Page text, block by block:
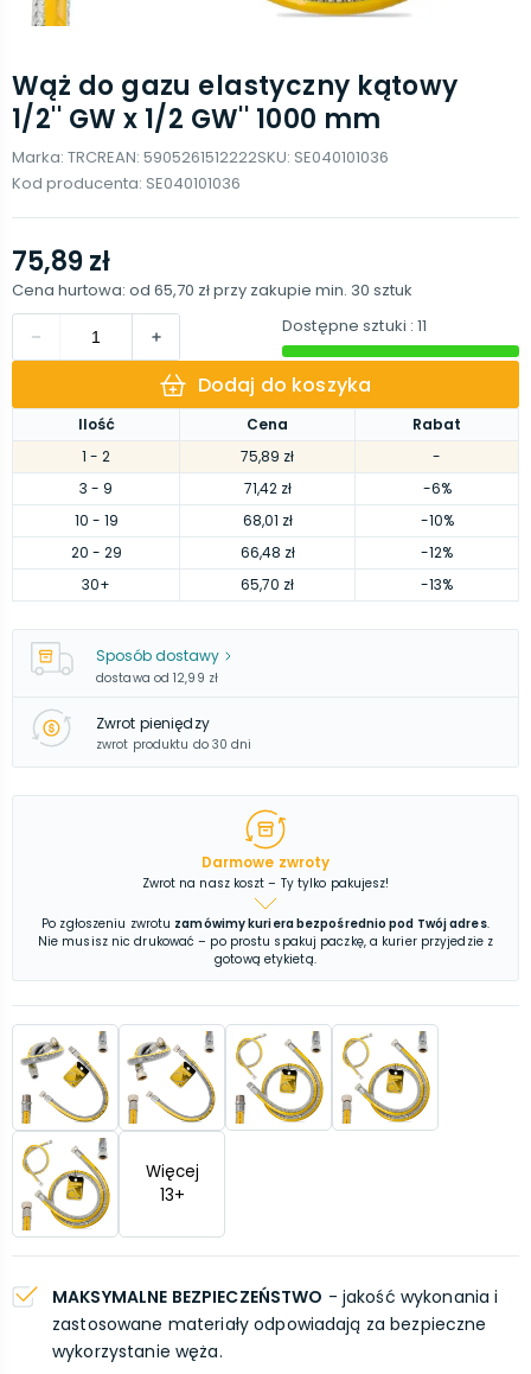
Wąż do gazu elastyczny kątowy
1/2'' GW x 1/2 GW'' 1000 mm
Marka: TRCREAN: 5905261512222SKU: SE040101036
Kod producenta: SE040101036
Ilość Cena
Rabat
1 - 2 75,89 zł
-
3 - 9 71,42 zł
-6%
10 - 19 68,01 zł
-10%
20 - 29 66,48 zł
-12%
30+ 65,70 zł -13%
75,89 zł
Cena hurtowa: od 65,70 złprzy zakupie min. 30 sztuk
Dostępne sztuki : 11
Dodaj do koszyka
Sposób dostawy
dostawa od 12,99 zł
Zwrot pieniędzy
zwrot produktu do 30 dni
Darmowe zwroty
Zwrot na nasz koszt – Ty tylko pakujesz!
Po zgłoszeniu zwrotu zamówimy kuriera bezpośrednio pod Twój adres.
Nie musisz nic drukować – po prostu spakuj paczkę, a kurier przyjedzie z
gotową etykietą.
Więcej
13+
MAKSYMALNE BEZPIECZEŃSTWO - jakość wykonania i
zastosowane materiały odpowiadają za bezpieczne
wykorzystanie węża.